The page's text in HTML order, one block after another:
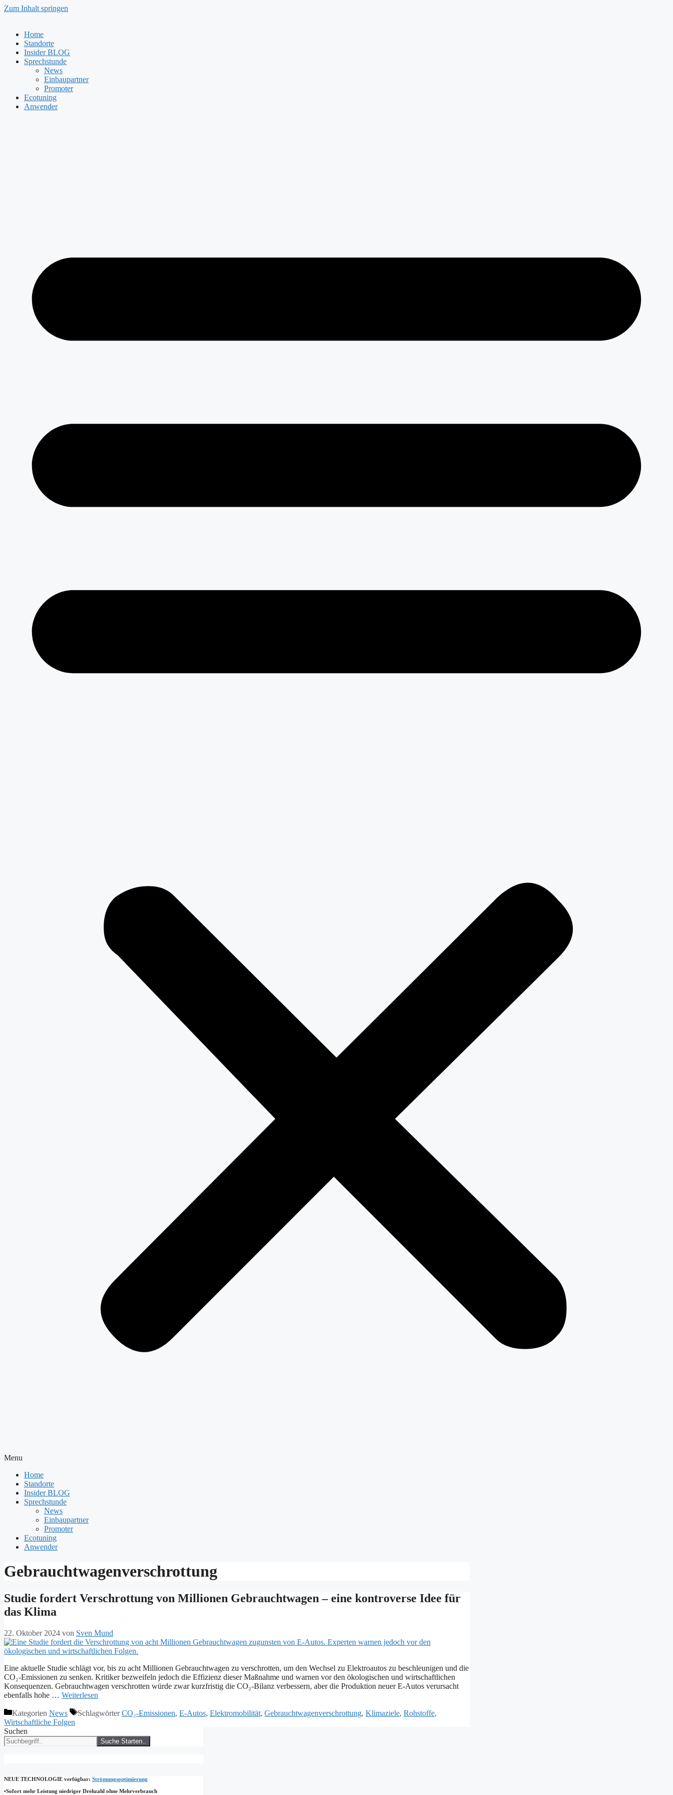
Zum Inhalt springen
Home
Standorte
Insider BLOG
Sprechstunde
News
Einbaupartner
Promoter
Ecotuning
Anwender
Menu
Home
Standorte
Insider BLOG
Sprechstunde
News
Einbaupartner
Promoter
Ecotuning
Anwender
Gebrauchtwagenverschrottung
Studie fordert Verschrottung von Millionen Gebrauchtwagen – eine kontroverse Idee für
das Klima
22. Oktober 2024 von Sven Mund
Eine aktuelle Studie schlägt vor, bis zu acht Millionen Gebrauchtwagen zu verschrotten, um den Wechsel zu Elektroautos zu beschleunigen und die
CO₂-Emissionen zu senken. Kritiker bezweifeln jedoch die Effizienz dieser Maßnahme und warnen vor den ökologischen und wirtschaftlichen
Konsequenzen. Gebrauchtwagen verschrotten würde zwar kurzfristig die CO₂-Bilanz verbessern, aber die Produktion neuer E-Autos verursacht
ebenfalls hohe … Weiterlesen
Kategorien News SchlagwörterCO₂-Emissionen, E-Autos, Elektromobilität, Gebrauchtwagenverschrottung, Klimaziele, Rohstoffe,
Wirtschaftliche Folgen
Suchen
Suche Starten..
NEUE TECHNOLOGIE verfügbar: Strömungsoptimierung
•Sofort mehr Leistung niedriger Drehzahl ohne Mehrverbrauch